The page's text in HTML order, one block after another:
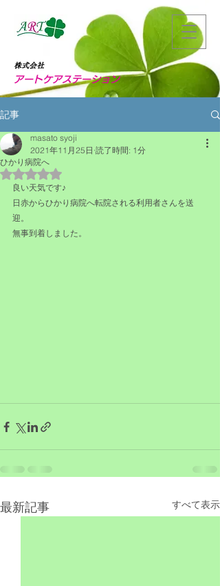
株式会社
アートケアステーション
記事
ひかり病院へ
masato syoji
2021年11月25日 読了時間: 1分
5つ星のうちNaNと評価されています。
良い天気です♪
日赤からひかり病院へ転院される利用者さんを送
迎。
無事到着しました。
最新記事 すべて表示